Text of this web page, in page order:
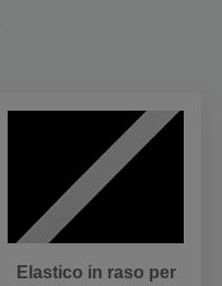
Elastico in raso per